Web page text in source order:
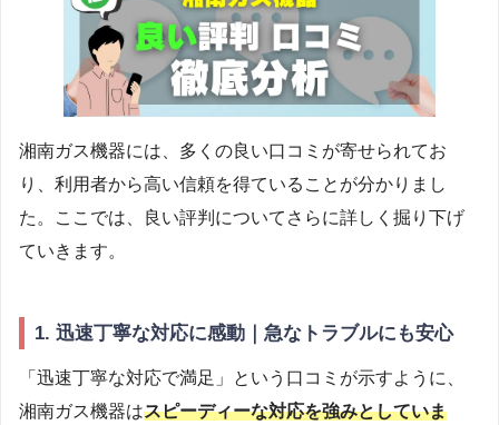
湘南ガス機器には、多くの良い口コミが寄せられてお
り、利用者から高い信頼を得ていることが分かりまし
た。ここでは、良い評判についてさらに詳しく掘り下げ
ていきます。
1. 迅速丁寧な対応に感動｜急なトラブルにも安心
「迅速丁寧な対応で満足」という口コミが示すように、
湘南ガス機器はスピーディーな対応を強みとしていま